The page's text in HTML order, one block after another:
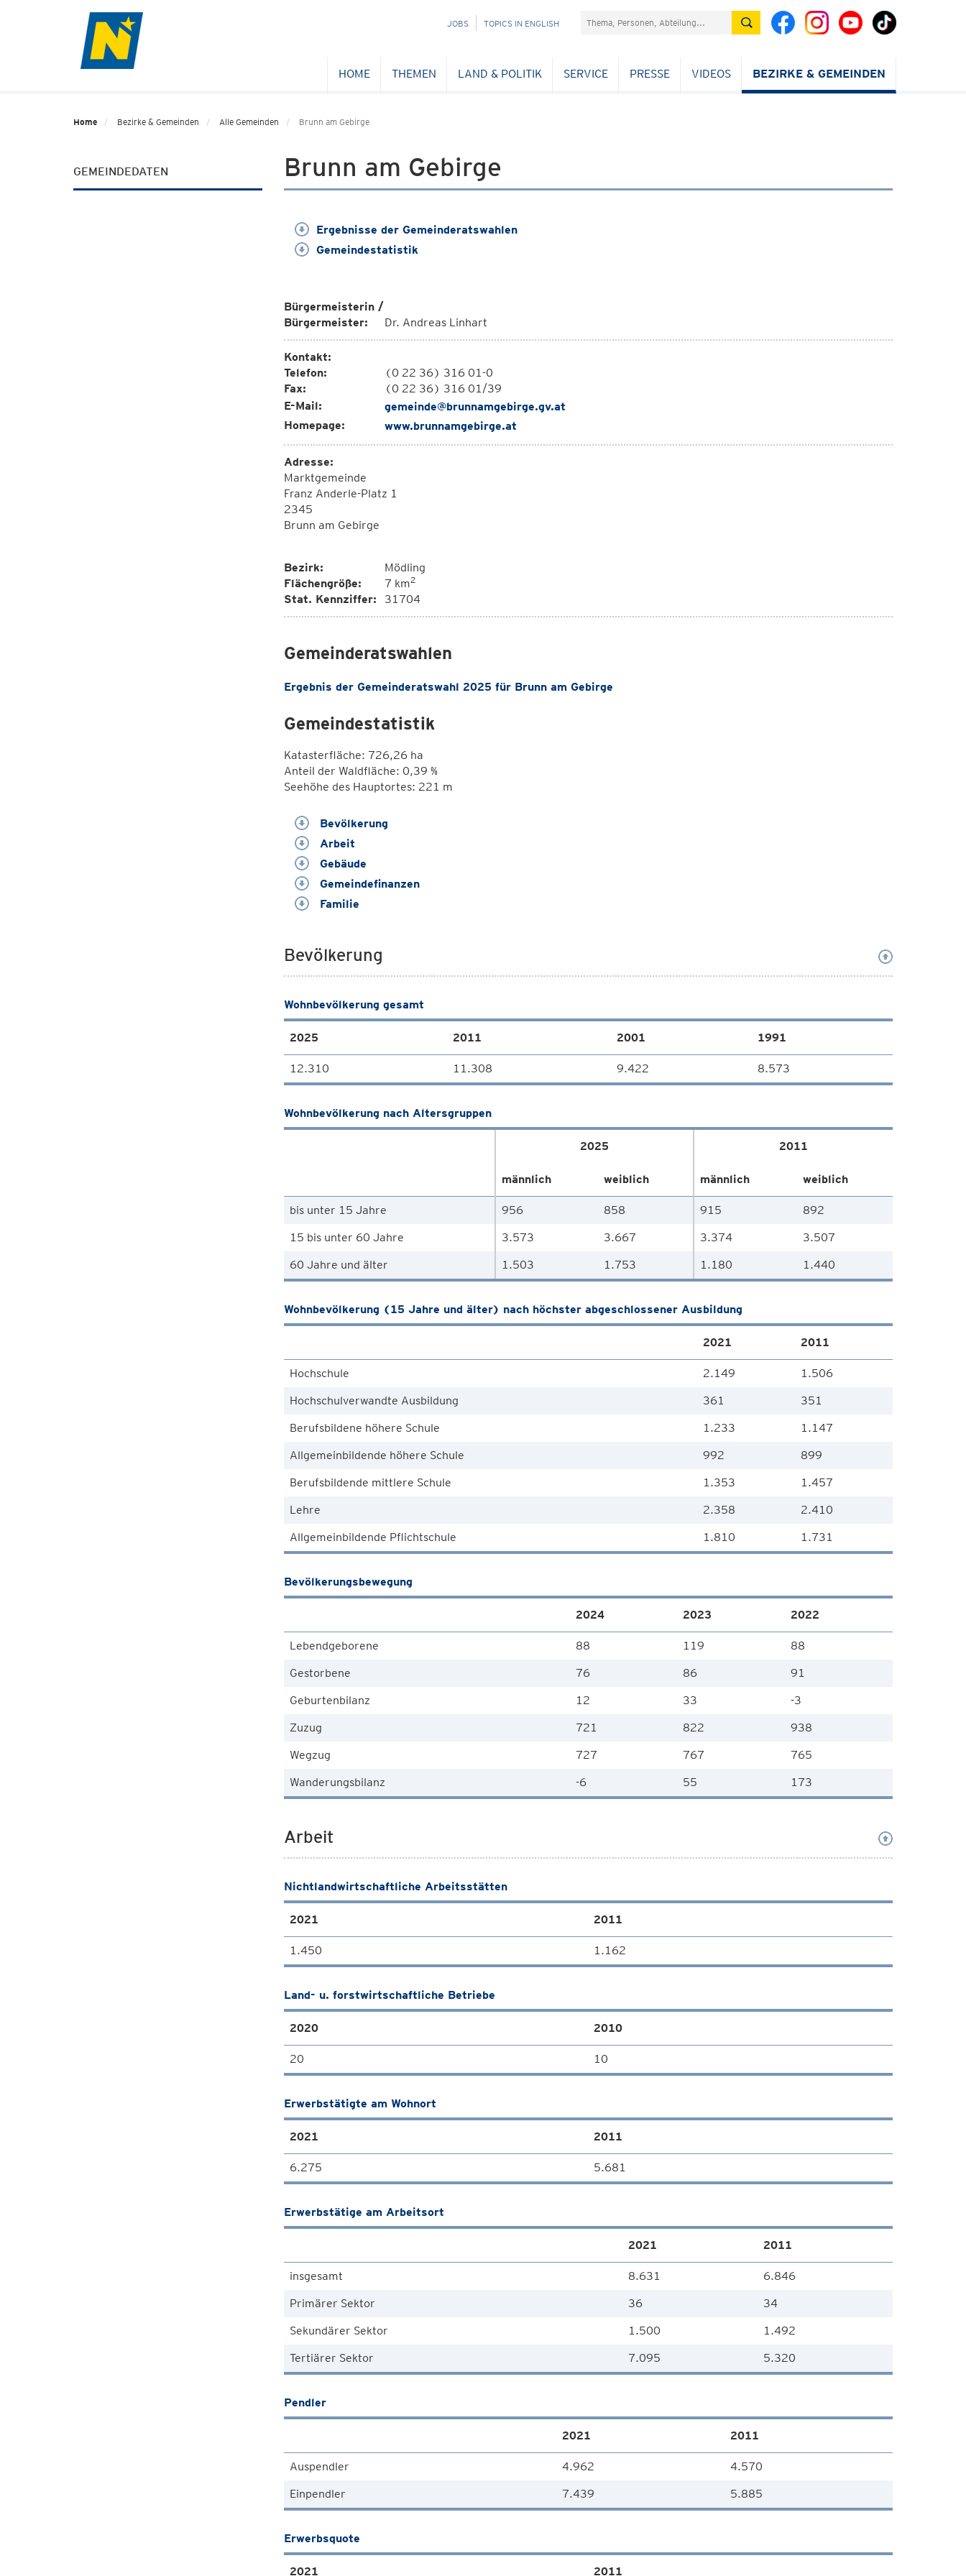
NAVIGATION
JOBS TOPICS IN ENGLISH Suchefeld
HOME THEMEN LAND & POLITIK SERVICE PRESSE VIDEOS BEZIRKE & GEMEINDEN
Home Bezirke & Gemeinden Alle Gemeinden Brunn am Gebirge
GEMEINDEDATEN Brunn am Gebirge
Ergebnisse der Gemeinderatswahlen
Gemeindestatistik
Bürgermeisterin /
Bürgermeister:
Dr. Andreas Linhart
Kontakt:
Telefon:
(0 22 36) 316 01-0
Fax:
(0 22 36) 316 01/39
E-Mail:
gemeinde@brunnamgebirge.gv.at
Homepage:
www.brunnamgebirge.at
Adresse:
Marktgemeinde
Franz Anderle-Platz 1
2345
Brunn am Gebirge
Bezirk:
Mödling
Flächengröße:
7 km2
Stat. Kennziffer: 31704
Gemeinderatswahlen
Ergebnis der Gemeinderatswahl 2025 für Brunn am Gebirge
Gemeindestatistik
Katasterfläche: 726,26 ha
Anteil der Waldfläche: 0,39 %
Seehöhe des Hauptortes: 221 m
Bevölkerung
Arbeit
Gebäude
Gemeindefinanzen
Familie
Bevölkerung
Wohnbevölkerung gesamt
2025 2011 2001 1991
12.310 11.308 9.422 8.573
Wohnbevölkerung nach Altersgruppen
2025 2011
männlich weiblich männlich weiblich
bis unter 15 Jahre 956 858 915
892
15 bis unter 60 Jahre
3.573 3.667 3.374
3.507
60 Jahre und älter
1.503 1.753 1.180 1.440
Wohnbevölkerung (15 Jahre und älter) nach höchster abgeschlossener Ausbildung
2021 2011
Hochschule 2.149
1.506
Hochschulverwandte Ausbildung
361
351
Berufsbildene höhere Schule
1.233
1.147
Allgemeinbildende höhere Schule
992
899
Berufsbildende mittlere Schule
1.353
1.457
Lehre
2.358
2.410
Allgemeinbildende Pflichtschule
1.810 1.731
Bevölkerungsbewegung
2024 2023 2022
Lebendgeborene 88 119
88
Gestorbene
76 86
91
Geburtenbilanz
12 33
-3
Zuzug
721 822
938
Wegzug
727 767
765
Wanderungsbilanz
-6 55 173
Arbeit
Nichtlandwirtschaftliche Arbeitsstätten
2021 2011
1.450 1.162
Land- u. forstwirtschaftliche Betriebe
2020 2010
20 10
Erwerbstätigte am Wohnort
2021 2011
6.275 5.681
Erwerbstätige am Arbeitsort
2021 2011
insgesamt 8.631
6.846
Primärer Sektor
36
34
Sekundärer Sektor
1.500
1.492
Tertiärer Sektor
7.095 5.320
Pendler
2021 2011
Auspendler 4.962
4.570
Einpendler
7.439 5.885
Erwerbsquote
2021 2011